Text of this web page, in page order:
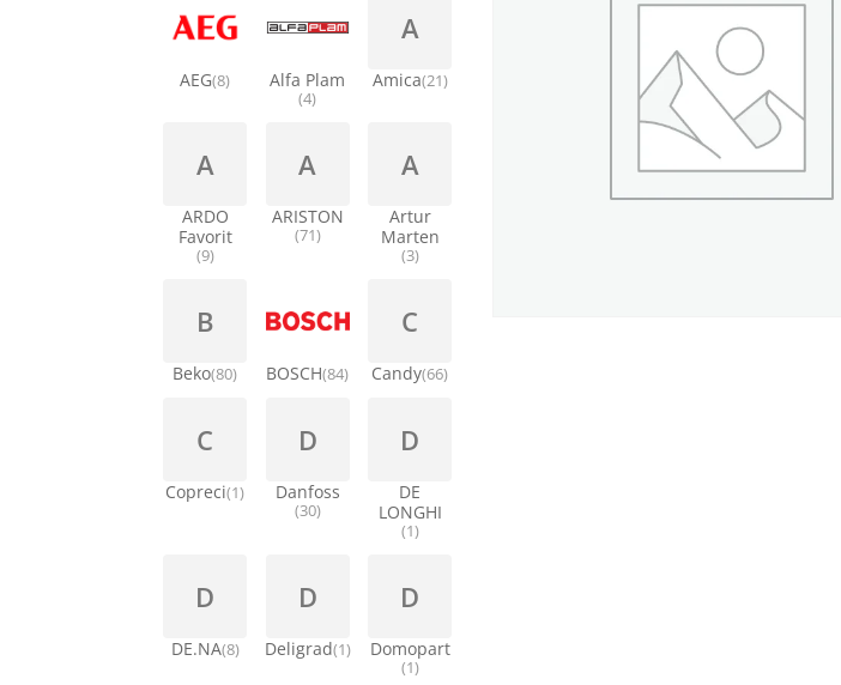
AEG(8) Alfa Plam
(4)
A
Amica(21)
A
ARDO
Favorit
(9)
A
ARISTON
(71)
A
Artur
Marten
(3)
B
Beko(80) BOSCH(84)
C
Candy(66)
C
Copreci(1)
D
Danfoss
(30)
D
DE
LONGHI
(1)
D
DE.NA(8)
D
Deligrad(1)
D
Domopart
(1)